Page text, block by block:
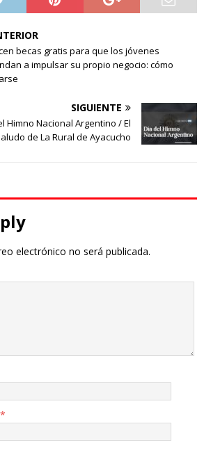
becas gratis para que los jóvenes
a impulsar su propio negocio: cómo
SIGUIENTE
Himno Nacional Argentino / El
de La Rural de Ayacucho
electrónico no será publicada.
*